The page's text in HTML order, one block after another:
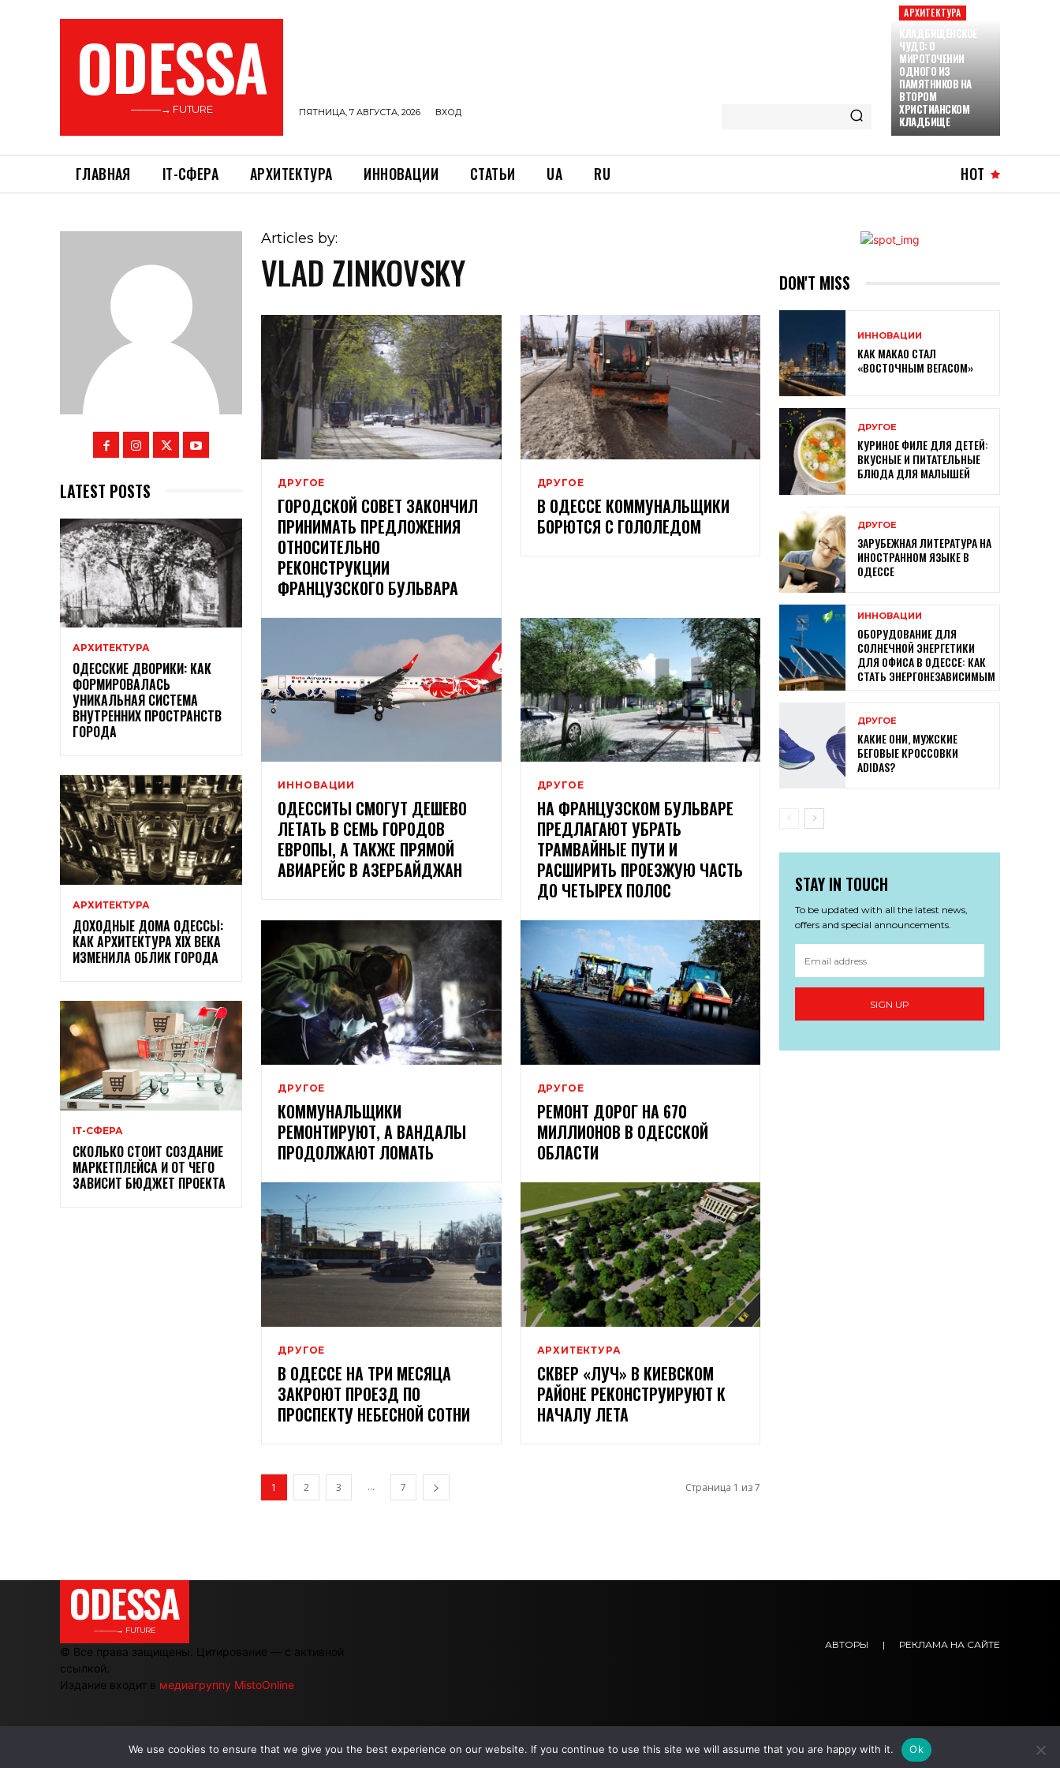
ODESSA
———→ FUTURE ПЯТНИЦА, 7 АВГУСТА, 2026 ВХОД
АРХИТЕКТУРА
КЛАДБИЩЕНСКОЕ
ЧУДО: О
МИРОТОЧЕНИИ
ОДНОГО ИЗ
ПАМЯТНИКОВ НА
ВТОРОМ
ХРИСТИАНСКОМ
КЛАДБИЩЕ
ГЛАВНАЯ ІТ-СФЕРА АРХИТЕКТУРА ИННОВАЦИИ СТАТЬИ UA RU HOT
LATEST POSTS
АРХИТЕКТУРА
ОДЕССКИЕ ДВОРИКИ: КАК
ФОРМИРОВАЛАСЬ
УНИКАЛЬНАЯ СИСТЕМА
ВНУТРЕННИХ ПРОСТРАНСТВ
ГОРОДА
АРХИТЕКТУРА
ДОХОДНЫЕ ДОМА ОДЕССЫ:
КАК АРХИТЕКТУРА XIX ВЕКА
ИЗМЕНИЛА ОБЛИК ГОРОДА
ІТ-СФЕРА
СКОЛЬКО СТОИТ СОЗДАНИЕ
МАРКЕТПЛЕЙСА И ОТ ЧЕГО
ЗАВИСИТ БЮДЖЕТ ПРОЕКТА
Articles by:
VLAD ZINKOVSKY
ДРУГОЕ
ГОРОДСКОЙ СОВЕТ ЗАКОНЧИЛ
ПРИНИМАТЬ ПРЕДЛОЖЕНИЯ
ОТНОСИТЕЛЬНО
РЕКОНСТРУКЦИИ
ФРАНЦУЗСКОГО БУЛЬВАРА
ДРУГОЕ
В ОДЕССЕ КОММУНАЛЬЩИКИ
БОРЮТСЯ С ГОЛОЛЕДОМ
ИННОВАЦИИ
ОДЕССИТЫ СМОГУТ ДЕШЕВО
ЛЕТАТЬ В СЕМЬ ГОРОДОВ
ЕВРОПЫ, А ТАКЖЕ ПРЯМОЙ
АВИАРЕЙС В АЗЕРБАЙДЖАН
ДРУГОЕ
НА ФРАНЦУЗСКОМ БУЛЬВАРЕ
ПРЕДЛАГАЮТ УБРАТЬ
ТРАМВАЙНЫЕ ПУТИ И
РАСШИРИТЬ ПРОЕЗЖУЮ ЧАСТЬ
ДО ЧЕТЫРЕХ ПОЛОС
ДРУГОЕ
КОММУНАЛЬЩИКИ
РЕМОНТИРУЮТ, А ВАНДАЛЫ
ПРОДОЛЖАЮТ ЛОМАТЬ
ДРУГОЕ
РЕМОНТ ДОРОГ НА 670
МИЛЛИОНОВ В ОДЕССКОЙ
ОБЛАСТИ
ДРУГОЕ
В ОДЕССЕ НА ТРИ МЕСЯЦА
ЗАКРОЮТ ПРОЕЗД ПО
ПРОСПЕКТУ НЕБЕСНОЙ СОТНИ
АРХИТЕКТУРА
СКВЕР «ЛУЧ» В КИЕВСКОМ
РАЙОНЕ РЕКОНСТРУИРУЮТ К
НАЧАЛУ ЛЕТА
1 2 3 ... 7 Страница 1 из 7
DON'T MISS
ИННОВАЦИИ
КАК МАКАО СТАЛ
«ВОСТОЧНЫМ ВЕГАСОМ»
ДРУГОЕ
КУРИНОЕ ФИЛЕ ДЛЯ ДЕТЕЙ:
ВКУСНЫЕ И ПИТАТЕЛЬНЫЕ
БЛЮДА ДЛЯ МАЛЫШЕЙ
ДРУГОЕ
ЗАРУБЕЖНАЯ ЛИТЕРАТУРА НА
ИНОСТРАННОМ ЯЗЫКЕ В
ОДЕССЕ
ИННОВАЦИИ
ОБОРУДОВАНИЕ ДЛЯ
СОЛНЕЧНОЙ ЭНЕРГЕТИКИ
ДЛЯ ОФИСА В ОДЕССЕ: КАК
СТАТЬ ЭНЕРГОНЕЗАВИСИМЫМ
ДРУГОЕ
КАКИЕ ОНИ, МУЖСКИЕ
БЕГОВЫЕ КРОССОВКИ
ADIDAS?
STAY IN TOUCH
To be updated with all the latest news,
offers and special announcements.
SIGN UP
ODESSA
———→ FUTURE
© Все права защищены. Цитирование — с активной
ссылкой.
Издание входит в медиагруппу MistoOnline
АВТОРЫ | РЕКЛАМА НА САЙТЕ
We use cookies to ensure that we give you the best experience on our website. If you continue to use this site we will assume that you are happy with it. Ok